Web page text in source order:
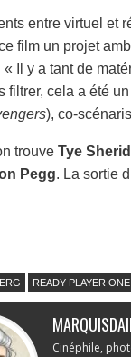
entre virtuel et
film un projet
« Il y a tant de
filtrer, cela a été
), co-
trouve Tye
Pegg. La sortie
READY PLAYER ONE
Cinéphile,